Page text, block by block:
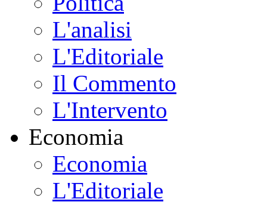
L'analisi
L'Editoriale
Il Commento
L'Intervento
Economia
Economia
L'Editoriale